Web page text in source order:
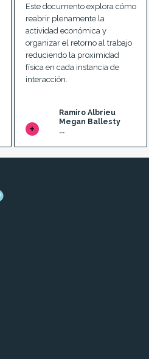
Este documento explora cómo
reabrir plenamente la
actividad económica y
organizar el retorno al trabajo
reduciendo la proximidad
física en cada instancia de
interacción.
Ramiro Albrieu
Megan Ballesty
...